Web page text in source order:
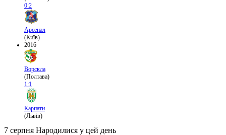
0:2
Арсенал
(Київ)
2016
Ворскла
(Полтава)
1:1
Карпати
(Львів)
7 серпня Народилися у цей день